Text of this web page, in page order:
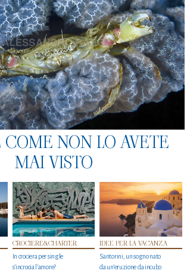
NON LO AVETE
MAI VISTO
CROCIERE&CHARTER
In crociera per single
s'incrocia l’amore?
IDEE PER LA VACANZA
Santorini, un sogno nato
da un’eruzione da incubo